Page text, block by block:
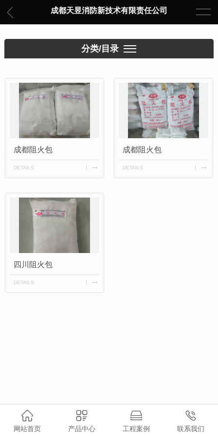
成都天昱消防新技术有限责任公司
分类/目录
成都阻火包
DETAILS
成都阻火包
DETAILS
四川阻火包
DETAILS
网站首页 产品中心 工程案例 联系我们